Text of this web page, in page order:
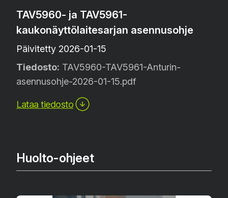
TAV5960- ja TAV5961-
kaukonäyttölaitesarjan asennusohje
Päivitetty 2026-01-15
Tiedosto: TAV5960-TAV5961-Anturin-
asennusohje-2026-01-15.pdf
Lataa tiedosto
Huolto-ohjeet